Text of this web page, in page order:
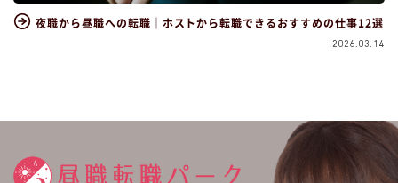
夜職から昼職への転職｜ホストから転職できるおすすめの仕事12選
2026.03.14